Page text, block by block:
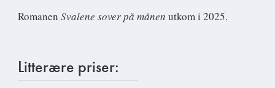
Romanen Svalene sover på månen utkom i 2025.
Litterære priser: